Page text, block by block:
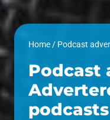
Home /
Podcast
podcasts